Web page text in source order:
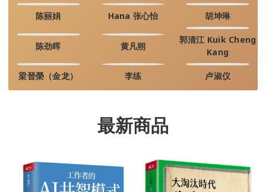
陈丽娟 Hana 张心怡 胡坤琳
陈劲晖 黄凡朔
郭清江 Kuik Cheng
Kang
梁晉榮（金龙） 李练 卢淑仪
最新商品